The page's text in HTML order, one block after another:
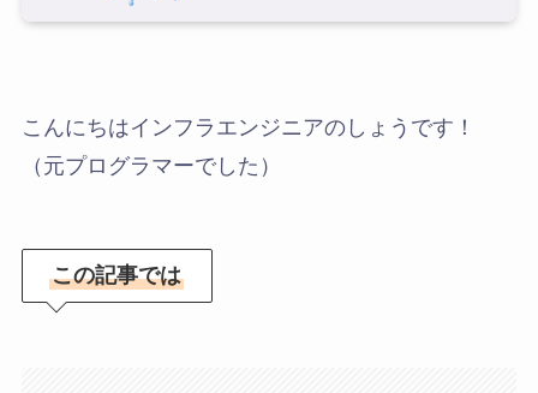
こんにちはインフラエンジニアのしょうです！
（元プログラマーでした）
この記事では